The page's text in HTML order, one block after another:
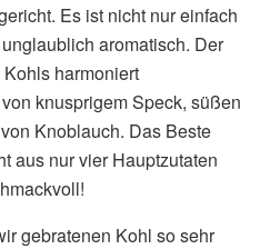
Es ist nicht nur einfach
aromatisch. Der
harmoniert
knusprigem Speck, süßen
Knoblauch. Das Beste
aus nur vier Hauptzutaten
gebratenen Kohl so sehr